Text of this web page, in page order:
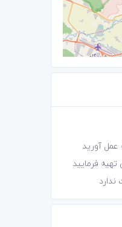
عمل آورید
فرمایید